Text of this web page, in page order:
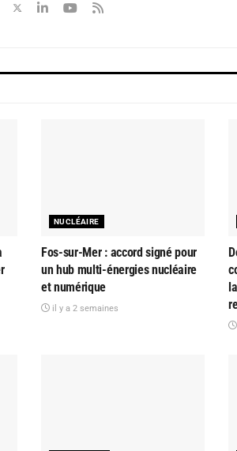
NUCLÉAIRE
Fos-sur-Mer : accord signé pour
un hub multi-énergies nucléaire
et numérique
il y a 2 semaines